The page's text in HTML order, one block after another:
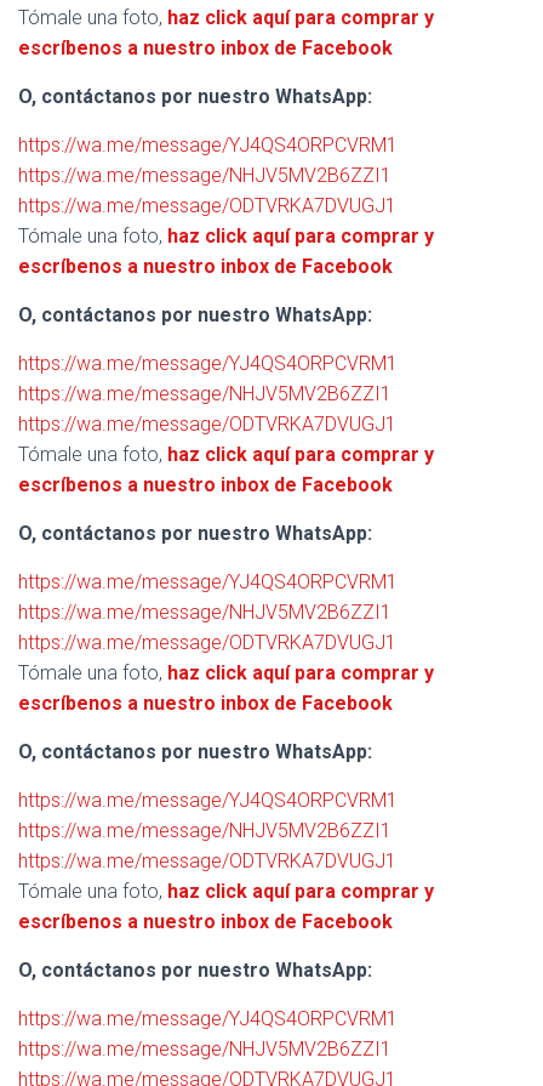
Tómale una foto, haz click aquí para comprar y
escríbenos a nuestro inbox de Facebook
O, contáctanos por nuestro WhatsApp:
https://wa.me/message/YJ4QS4ORPCVRM1
https://wa.me/message/NHJV5MV2B6ZZI1
https://wa.me/message/ODTVRKA7DVUGJ1
Tómale una foto, haz click aquí para comprar y
escríbenos a nuestro inbox de Facebook
O, contáctanos por nuestro WhatsApp:
https://wa.me/message/YJ4QS4ORPCVRM1
https://wa.me/message/NHJV5MV2B6ZZI1
https://wa.me/message/ODTVRKA7DVUGJ1
Tómale una foto, haz click aquí para comprar y
escríbenos a nuestro inbox de Facebook
O, contáctanos por nuestro WhatsApp:
https://wa.me/message/YJ4QS4ORPCVRM1
https://wa.me/message/NHJV5MV2B6ZZI1
https://wa.me/message/ODTVRKA7DVUGJ1
Tómale una foto, haz click aquí para comprar y
escríbenos a nuestro inbox de Facebook
O, contáctanos por nuestro WhatsApp:
https://wa.me/message/YJ4QS4ORPCVRM1
https://wa.me/message/NHJV5MV2B6ZZI1
https://wa.me/message/ODTVRKA7DVUGJ1
Tómale una foto, haz click aquí para comprar y
escríbenos a nuestro inbox de Facebook
O, contáctanos por nuestro WhatsApp:
https://wa.me/message/YJ4QS4ORPCVRM1
https://wa.me/message/NHJV5MV2B6ZZI1
https://wa.me/message/ODTVRKA7DVUGJ1